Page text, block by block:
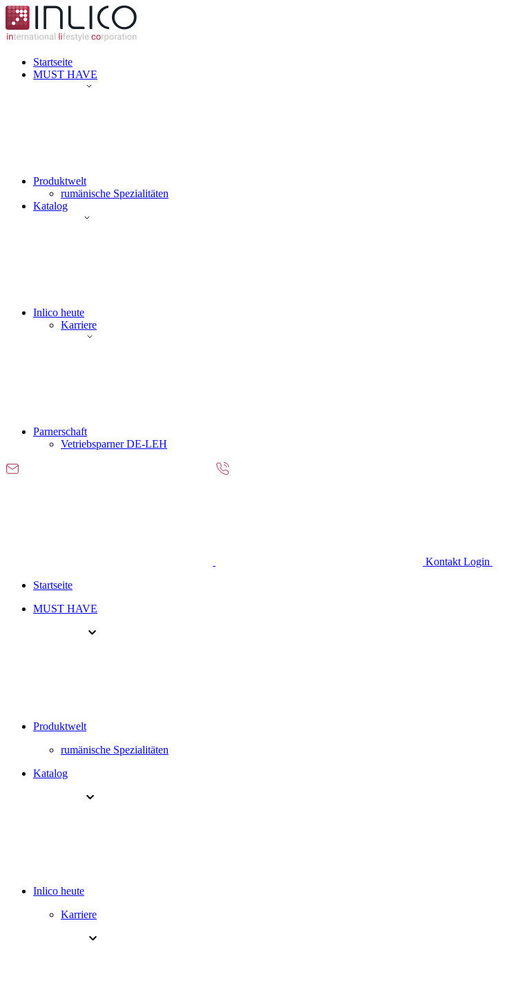
Startseite
MUST HAVE
Produktwelt
rumänische Spezialitäten
Katalog
Inlico heute
Karriere
Parnerschaft
Vetriebsparner DE-LEH
Kontakt Login
Startseite
MUST HAVE
Produktwelt
rumänische Spezialitäten
Katalog
Inlico heute
Karriere